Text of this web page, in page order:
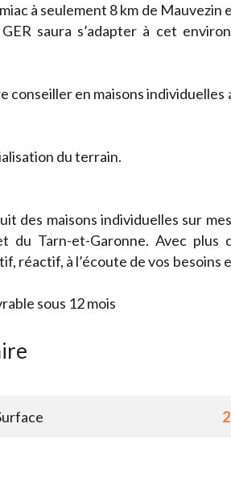
à seulement 8 km de Mauvezin
saura s’adapter à cet
en maisons individuelles
du terrain.
des maisons individuelles sur
du Tarn-et-Garonne. Avec plus
réactif, à l’écoute de vos besoins
sous 12 mois